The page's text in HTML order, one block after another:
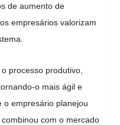
de aumento de
empresários valorizam
processo produtivo,
o mais ágil e
o empresário planejou
com o mercado